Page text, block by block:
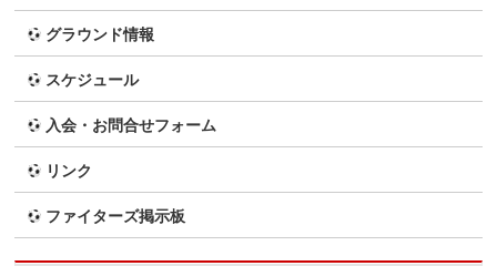
グラウンド情報
スケジュール
入会・お問合せフォーム
リンク
ファイターズ掲示板